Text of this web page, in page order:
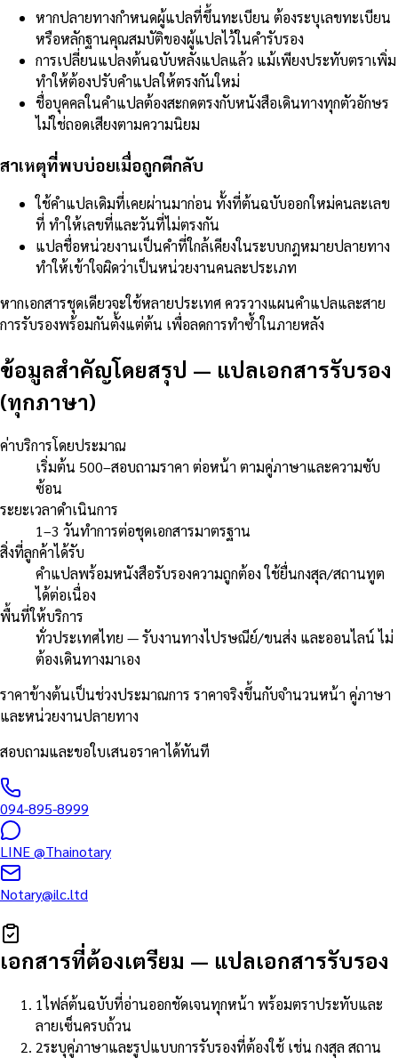
หากปลายทางกำหนดผู้แปลที่ขึ้นทะเบียน ต้องระบุเลขทะเบียน
หรือหลักฐานคุณสมบัติของผู้แปลไว้ในคำรับรอง
การเปลี่ยนแปลงต้นฉบับหลังแปลแล้ว แม้เพียงประทับตราเพิ่ม
ทำให้ต้องปรับคำแปลให้ตรงกันใหม่
ชื่อบุคคลในคำแปลต้องสะกดตรงกับหนังสือเดินทางทุกตัวอักษร
ไม่ใช่ถอดเสียงตามความนิยม
สาเหตุที่พบบ่อยเมื่อถูกตีกลับ
ใช้คำแปลเดิมที่เคยผ่านมาก่อน ทั้งที่ต้นฉบับออกใหม่คนละเลข
ที่ ทำให้เลขที่และวันที่ไม่ตรงกัน
แปลชื่อหน่วยงานเป็นคำที่ใกล้เคียงในระบบกฎหมายปลายทาง
ทำให้เข้าใจผิดว่าเป็นหน่วยงานคนละประเภท
หากเอกสารชุดเดียวจะใช้หลายประเทศ ควรวางแผนคำแปลและสาย
การรับรองพร้อมกันตั้งแต่ต้น เพื่อลดการทำซ้ำในภายหลัง
ข้อมูลสำคัญโดยสรุป — แปลเอกสารรับรอง
(ทุกภาษา)
ค่าบริการโดยประมาณ
เริ่มต้น 500–สอบถามราคา ต่อหน้า ตามคู่ภาษาและความซับ
ซ้อน
ระยะเวลาดำเนินการ
1–3 วันทำการต่อชุดเอกสารมาตรฐาน
สิ่งที่ลูกค้าได้รับ
คำแปลพร้อมหนังสือรับรองความถูกต้อง ใช้ยื่นกงสุล/สถานทูต
ได้ต่อเนื่อง
พื้นที่ให้บริการ
ทั่วประเทศไทย — รับงานทางไปรษณีย์/ขนส่ง และออนไลน์ ไม่
ต้องเดินทางมาเอง
ราคาข้างต้นเป็นช่วงประมาณการ ราคาจริงขึ้นกับจำนวนหน้า คู่ภาษา
และหน่วยงานปลายทาง
สอบถามและขอใบเสนอราคาได้ทันที
094-895-8999
LINE@Thainotary
Notary@ilc.ltd
เอกสารที่ต้องเตรียม — แปลเอกสารรับรอง
1ไฟล์ต้นฉบับที่อ่านออกชัดเจนทุกหน้า พร้อมตราประทับและ
ลายเซ็นครบถ้วน
2ระบุคู่ภาษาและรูปแบบการรับรองที่ต้องใช้ เช่น กงสุล สถาน